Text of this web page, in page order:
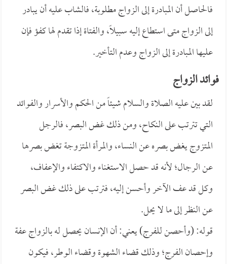
فالحاصل أن المبادرة إلى الزواج مطلوبة، فالشاب عليه أن يبادر
إلى الزواج متى استطاع إليه سبيلاً، والفتاة إذا تقدم لها كفؤ فإن
عليها المبادرة إلى الزواج وعدم التأخير.
فوائد الزواج
لقد بين عليه الصلاة والسلام شيئاً من الحكم والأسرار والفوائد
التي تترتب على النكاح، ومن ذلك غض البصر، فالرجل
المتزوج يغض بصره عن النساء، والمرأة المتزوجة تغض بصرها
عن الرجال؛ لأنه قد حصل الاستغناء والاكتفاء والإعفاف،
وكل قد عف الآخر وأحسن إليه، فترتب على ذلك غض البصر
عن النظر إلى ما لا يحل.
قوله: (وأحصن للفرج) يعني: أن الإنسان يحصل له بالزواج عفة
وإحصان الفرج؛ وذلك قضاء الشهوة وقضاء الوطر، فيكون